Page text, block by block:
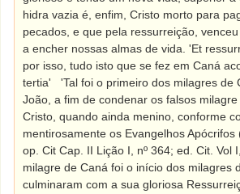
hidra vazia é, enfim, Cristo morto para
pecados, e que pela ressurreição,
a encher nossas almas de vida. 'Et
por isso, tudo isto que se fez em Caná
tertia'
'Tal foi o primeiro dos milagres de
João, a fim de condenar os falsos
Cristo, quando ainda menino, conforme
mentirosamente os Evangelhos Apócrifos
op. Cit Cap. II Lição I, nº 364; ed. Cit. Vol
milagre de Caná foi o início dos milagres
culminaram com a sua gloriosa